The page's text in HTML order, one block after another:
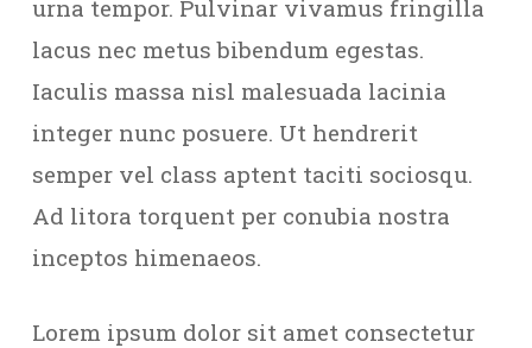
urna tempor. Pulvinar vivamus fringilla
lacus nec metus bibendum egestas.
Iaculis massa nisl malesuada lacinia
integer nunc posuere. Ut hendrerit
semper vel class aptent taciti sociosqu.
Ad litora torquent per conubia nostra
inceptos himenaeos.
Lorem ipsum dolor sit amet consectetur